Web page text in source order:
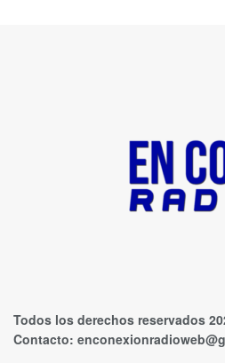
Todos los derechos reservados
Contacto: